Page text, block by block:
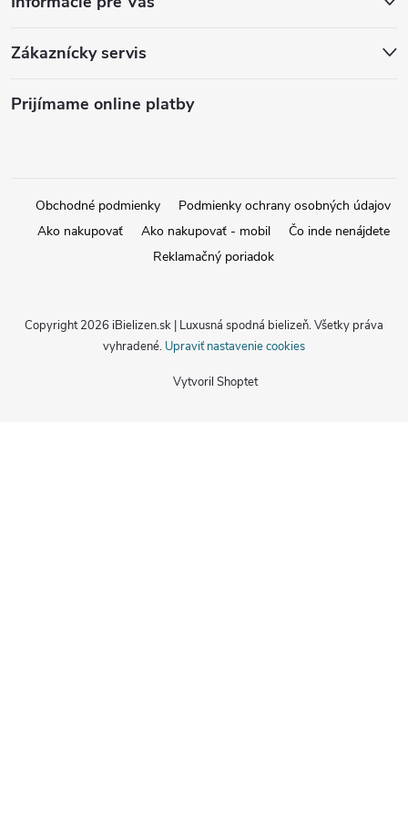
Zákaznícky servis
Prijímame online platby
Obchodné podmienky
Podmienky ochrany osobných údajov
Ako nakupovať
Ako nakupovať - mobil
Čo inde nenájdete
Reklamačný poriadok
Vytvoril Shoptet
Copyright 2026 iBielizen.sk | Luxusná spodná bielizeň. Všetky práva
vyhradené. Upraviť nastavenie cookies